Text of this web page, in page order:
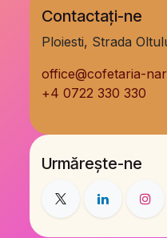
Contactați-ne
Ploiesti, Strada
office@cofetaria-
+4 0722 330 330
Urmărește-ne